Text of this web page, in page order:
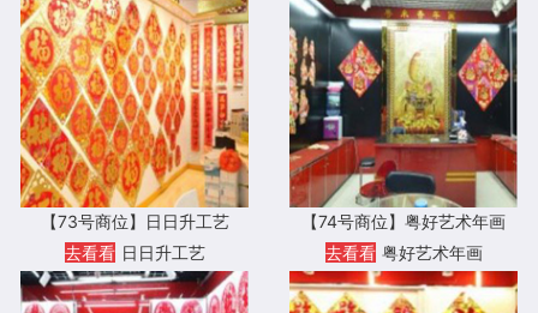
【73号商位】日日升工艺
去看看 日日升工艺
【74号商位】粤好艺术年画
去看看 粤好艺术年画